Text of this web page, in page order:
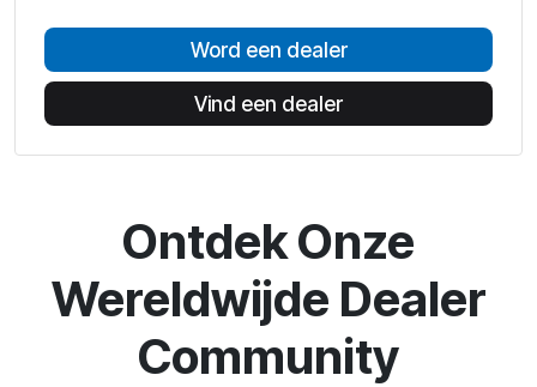
Word een dealer
Vind een dealer
Ontdek Onze
Wereldwijde Dealer
Community